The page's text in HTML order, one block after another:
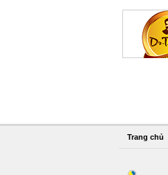
Trang chủ